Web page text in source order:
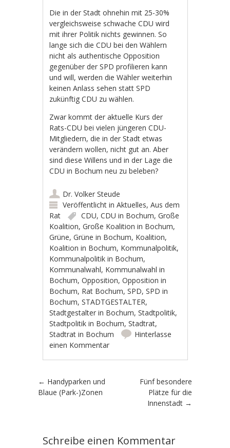
Die in der Stadt ohnehin mit 25-30%
vergleichsweise schwache CDU wird
mit ihrer Politik nichts gewinnen. So
lange sich die CDU bei den Wählern
nicht als authentische Opposition
gegenüber der SPD profilieren kann
und will, werden die Wähler weiterhin
keinen Anlass sehen statt SPD
zukünftig CDU zu wählen.
Zwar kommt der aktuelle Kurs der
Rats-CDU bei vielen jüngeren CDU-
Mitgliedern, die in der Stadt etwas
verändern wollen, nicht gut an. Aber
sind diese Willens und in der Lage die
CDU in Bochum neu zu beleben?
Dr. Volker Steude
Veröffentlicht inAktuelles,Aus dem
Rat
CDU,CDU in Bochum,Große
Koalition,Große Koalition in Bochum,
Grüne,Grüne in Bochum, Koalition,
Koalition in Bochum, Kommunalpolitik,
Kommunalpolitik in Bochum,
Kommunalwahl, Kommunalwahl in
Bochum,Opposition,Opposition in
Bochum, Rat Bochum,SPD,SPD in
Bochum,STADTGESTALTER,
Stadtgestalter in Bochum,Stadtpolitik,
Stadtpolitik in Bochum,Stadtrat,
Stadtrat in Bochum
Hinterlasse
einen Kommentar
Artikel-Navigation
← Handyparken und
Blaue (Park-)Zonen
Fünf besondere
Plätze für die
Innenstadt →
Schreibe einen Kommentar